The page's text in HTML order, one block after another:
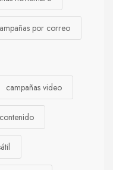
por correo
campañas video